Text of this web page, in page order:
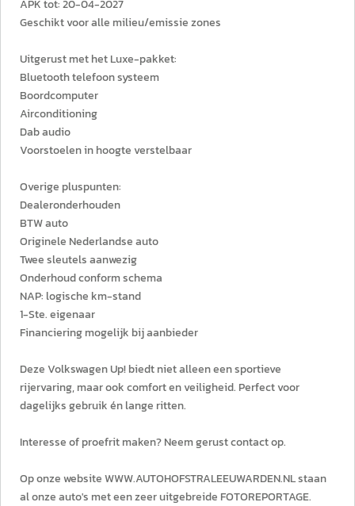
APK tot: 20-04-2027
Geschikt voor alle milieu/emissie zones
Uitgerust met het Luxe-pakket:
Bluetooth telefoon systeem
Boordcomputer
Airconditioning
Dab audio
Voorstoelen in hoogte verstelbaar
Overige pluspunten:
Dealeronderhouden
BTW auto
Originele Nederlandse auto
Twee sleutels aanwezig
Onderhoud conform schema
NAP: logische km-stand
1-Ste. eigenaar
Financiering mogelijk bij aanbieder
Deze Volkswagen Up! biedt niet alleen een sportieve
rijervaring, maar ook comfort en veiligheid. Perfect voor
dagelijks gebruik én lange ritten.
Interesse of proefrit maken? Neem gerust contact op.
Op onze website WWW.AUTOHOFSTRALEEUWARDEN.NL staan
al onze auto's met een zeer uitgebreide FOTOREPORTAGE.